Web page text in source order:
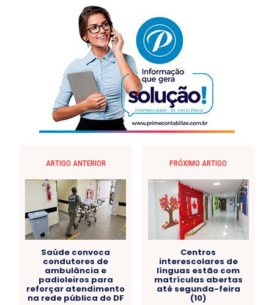
ARTIGO ANTERIOR
Saúde convoca
condutores de
ambulância e
padioleiros para
reforçar atendimento
na rede pública do DF
PRÓXIMO ARTIGO
Centros
interescolares de
línguas estão com
matrículas abertas
até segunda-feira
(10)